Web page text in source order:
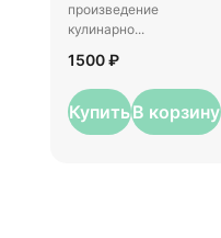
произведение
кулинарно...
1500 ₽
КупитьВ корзину